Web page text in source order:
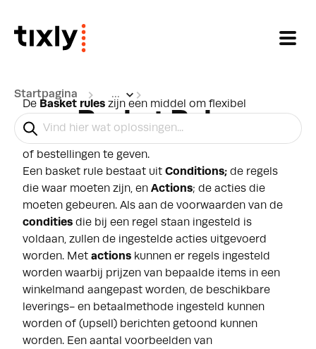
Startpagina ...
Basket Rules
De Basket rules zijn een middel om flexibel
voordelen te geven. Ze bieden een uitgebreide
manier om voordelen geven aan bepaalde klanten
of bestellingen te geven.
Een basket rule bestaat uit Conditions; de regels
die waar moeten zijn, en Actions; de acties die
moeten gebeuren. Als aan de voorwaarden van de
condities die bij een regel staan ingesteld is
voldaan, zullen de ingestelde acties uitgevoerd
worden. Met actions kunnen er regels ingesteld
worden waarbij prijzen van bepaalde items in een
winkelmand aangepast worden, de beschikbare
leverings- en betaalmethode ingesteld kunnen
worden of (upsell) berichten getoond kunnen
worden. Een aantal voorbeelden van